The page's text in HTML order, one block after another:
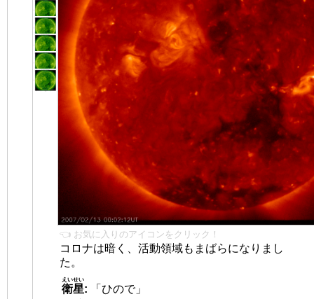
👈 お気に入りのアイコンをクリック！
コロナは暗く、活動領域もまばらになりまし
た。
衛星
えいせい
:
「ひので」